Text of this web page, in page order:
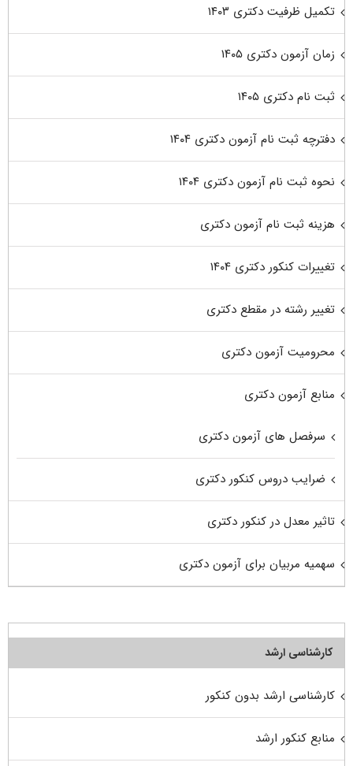
تکمیل ظرفیت دکتری ۱۴۰۳
زمان آزمون دکتری ۱۴۰۵
ثبت نام دکتری ۱۴۰۵
دفترچه ثبت نام آزمون دکتری ۱۴۰۴
نحوه ثبت نام آزمون دکتری ۱۴۰۴
هزینه ثبت نام آزمون دکتری
تغییرات کنکور دکتری ۱۴۰۴
تغییر رشته در مقطع دکتری
محرومیت آزمون دکتری
منابع آزمون دکتری
سرفصل های آزمون دکتری
ضرایب دروس کنکور دکتری
تاثیر معدل در کنکور دکتری
سهمیه مربیان برای آزمون دکتری
کارشناسی ارشد
کارشناسی ارشد بدون کنکور
منابع کنکور ارشد